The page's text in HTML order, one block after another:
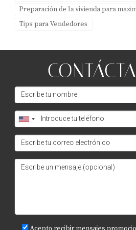
Las zonas verdes son altamente
compradores ya que ofrecen
Absolutamente. Amparo Lillo tiene
marketing inmobiliario premium y
destacar cada detalle importante
exitosa.
Preparación de la vivienda para
Tips para Vendedores